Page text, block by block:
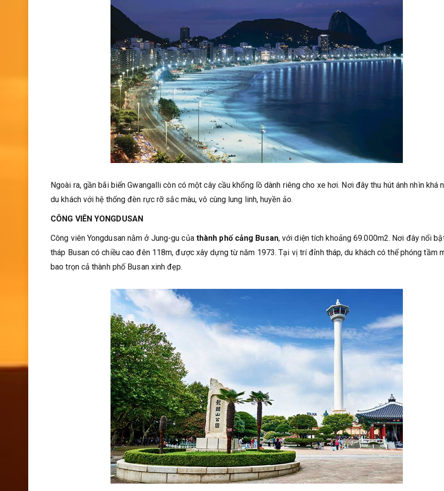
Ngoài ra, gần bãi biển Gwangalli còn có một cây cầu khổng lồ dành riêng cho xe hơi. Nơi đây thu hút ánh nhìn khá
du khách với hệ thống đèn rực rỡ sắc màu, vô cùng lung linh, huyền ảo.
CÔNG VIÊN YONGDUSAN
Công viên Yongdusan nằm ở Jung-gu của thành phố cảng Busan, với diện tích khoảng 69.000m2. Nơi đây nổi
tháp Busan có chiều cao đên 118m, được xây dựng từ năm 1973. Tại vị trí đỉnh tháp, du khách có thể phóng tầm
bao trọn cả thành phố Busan xinh đẹp.